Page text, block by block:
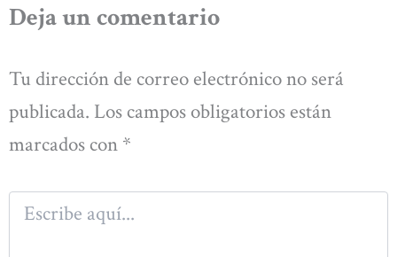
Deja un comentario
Tu dirección de correo electrónico no será
publicada. Los campos obligatorios están
marcados con *
aquí...